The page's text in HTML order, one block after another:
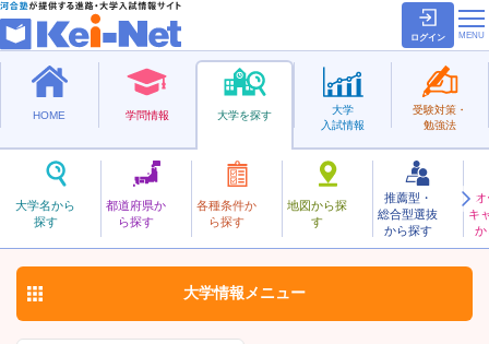
ログイン
HOME 学問情報 大学を探す
大学名から
探す
都道府県か
ら探す
各種条件か
ら探す
地図から探
す
推薦型・
総合型選抜
から探す
キ
か
大学
入試情報
受験対策・
勉強法
私立
おきなわこくさい
沖縄国際大学 お気に入り
大学情報 メニュー